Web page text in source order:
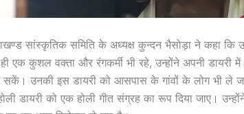
सांस्कृतिक समिति के अध्यक्ष कुन्दन भैसोड़ा ने कहा कि
एक कुशल वक्ता और रंगकर्मी भी रहे, उन्होंने अपनी डायरी में
सकें। उनकी इस डायरी को आसपास के गांवों के लोग भी
डायरी को एक होली गीत संग्रह का रूप दिया जाए।